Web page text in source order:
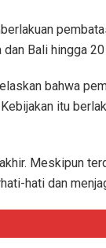
Bali hingga
bahwa
itu
Meskipun
hati dan